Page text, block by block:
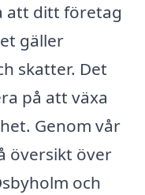
att ditt företag
gäller
skatter. Det
på att växa
Genom vår
översikt över
och